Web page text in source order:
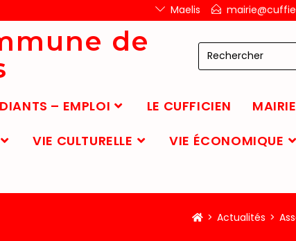
Maelis
de
– EMPLOI LE CUFFICIEN
MAIRIE
VIE CULTURELLE
VIE ÉCONOMIQUE
> Actualités >